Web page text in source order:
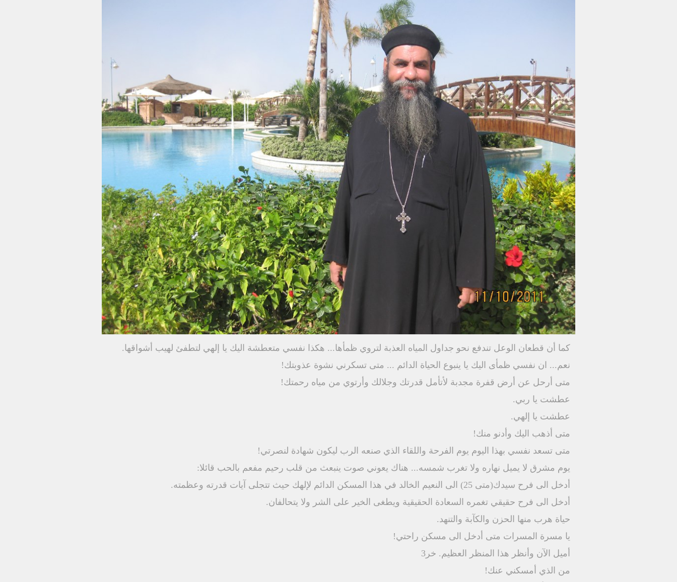
كما أن قطعان الوعل تندفع نحو جداول المياه العذبة لتروي ظمأها... هكذا نفسي متعطشة اليك يا إلهي لتطفئ لهيب أشواقها.
نعم... ان نفسي ظمأى اليك يا ينبوع الحياة الدائم ... متى تسكرني نشوة عذوبتك!
متى أرحل عن أرض قفرة مجدبة لأتأمل قدرتك وجلالك وأرتوي من مياه رحمتك!
عطشت يا ربي.
عطشت يا إلهي.
متى أذهب اليك وأدنو منك!
متى تسعد نفسي بهذا اليوم يوم الفرحة واللقاء الذي صنعه الرب ليكون شهادة لنصرتي!
يوم مشرق لا يميل نهاره ولا تغرب شمسه... هناك يعوني صوت ينبعث من قلب رحيم مفعم بالحب قائلا:
أدخل الى فرح سيدك(متى 25) الى النعيم الخالد في هذا المسكن الدائم لإلهك حيث تتجلى آيات قدرته وعظمته.
أدخل الى فرح حقيقي تغمره السعادة الحقيقية ويطغى الخير على الشر ولا يتحالفان.
حياة هرب منها الحزن والكآبة والتنهد.
يا مسرة المسرات متى أدخل الى مسكن راحتي!
أميل الآن وأنظر هذا المنظر العظيم. خر3
من الذي أمسكني عنك!